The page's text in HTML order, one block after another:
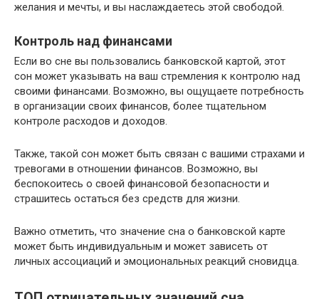
желания и мечты, и вы наслаждаетесь этой свободой.
Контроль над финансами
Если во сне вы пользовались банковской картой, этот
сон может указывать на ваш стремления к контролю над
своими финансами. Возможно, вы ощущаете потребность
в организации своих финансов, более тщательном
контроле расходов и доходов.
Также, такой сон может быть связан с вашими страхами и
тревогами в отношении финансов. Возможно, вы
беспокоитесь о своей финансовой безопасности и
страшитесь остаться без средств для жизни.
Важно отметить, что значение сна о банковской карте
может быть индивидуальным и может зависеть от
личных ассоциаций и эмоциональных реакций сновидца.